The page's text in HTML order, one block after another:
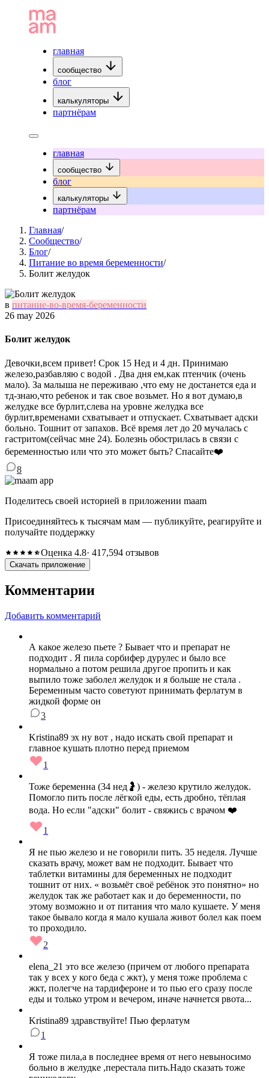
главная
сообщество
блог
калькуляторы
партнёрам
главная
сообщество
блог
калькуляторы
партнёрам
Главная/
Сообщество/
Блог/
Питание во время беременности/
Болит желудок
в питание-во-время-беременности
26 may 2026
Болит желудок
Девочки,всем привет! Срок 15 Нед и 4 дн. Принимаю
железо,разбавляю с водой . Два дня ем,как птенчик (очень
мало). За малыша не переживаю ,что ему не достанется еда и
тд-знаю,что ребенок и так свое возьмет. Но я вот думаю,в
желудке все бурлит,слева на уровне желудка все
бурлит,временами схватывает и отпускает. Схватывает адски
больно. Тошнит от запахов. Всё время лет до 20 мучалась с
гастритом(сейчас мне 24). Болезнь обострилась в связи с
беременностью или что это может быть? Спасайте❤️
8
Поделитесь своей историей в приложении maam
Присоединяйтесь к тысячам мам — публикуйте, реагируйте и
получайте поддержку
Оценка 4.8· 417,594 отзывов
Скачать приложение
Комментарии
Добавить комментарий
А какое железо пьете ? Бывает что и препарат не
подходит . Я пила сорбифер дурулес и было все
нормально а потом решила другое пропить и как
выпило тоже заболел желудок и я больше не стала .
Беременным часто советуют принимать ферлатум в
жидкой форме он
3
Kristina89 эх ну вот , надо искать свой препарат и
главное кушать плотно перед приемом
1
Тоже беременна (34 нед🤰) - железо крутило желудок.
Помогло пить после лёгкой еды, есть дробно, тёплая
вода. Но если "адски" болит - свяжись с врачом ❤️
1
Я не пью железо и не говорили пить. 35 неделя. Лучше
сказать врачу, может вам не подходит. Бывает что
таблетки витамины для беременных не подходит
тошнит от них. « возьмёт своё ребёнок это понятно» но
желудок так же работает как и до беременности, по
этому возможно и от питания что мало кушаете. У меня
такое бывало когда я мало кушала живот болел как поем
то проходило.
2
elena_21 это все железо (причем от любого препарата
так у всех у кого беда с жкт), у меня тоже проблема с
жкт, полегче на тардифероне и то пью его сразу после
еды и только утром и вечером, иначе начнется рвота...
Kristina89 здравствуйте! Пью ферлатум
1
Я тоже пила,а в последнее время от него невыносимо
больно в желудке ,перестала пить.Надо сказать тоже